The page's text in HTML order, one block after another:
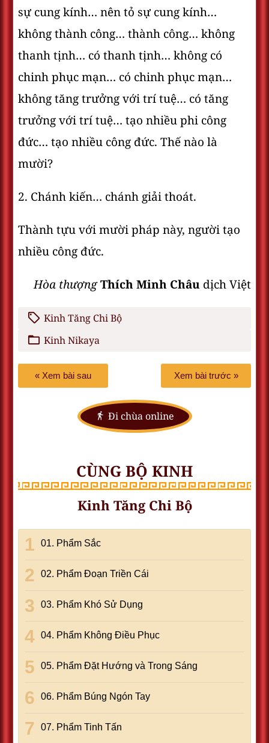
sự cung kính… nên tỏ sự cung kính…
không thành công… thành công… không
thanh tịnh… có thanh tịnh… không có
chinh phục mạn… có chinh phục mạn…
không tăng trưởng với trí tuệ… có tăng
trưởng với trí tuệ… tạo nhiều phi công
đức… tạo nhiều công đức. Thế nào là
mười?
2. Chánh kiến… chánh giải thoát.
Thành tựu với mười pháp này, người tạo
nhiều công đức.
Hòa thượngThích Minh Châu dịch Việt
Kinh Tăng Chi Bộ
Kinh Nikaya
« Xem bài sau Xem bài trước »
Đi chùa online
CÙNG BỘ KINH
Kinh Tăng Chi Bộ
01. Phẩm Sắc
02. Phẩm Ðoạn Triền Cái
03. Phẩm Khó Sử Dụng
04. Phẩm Không Ðiều Phục
05. Phẩm Ðặt Hướng và Trong Sáng
06. Phẩm Búng Ngón Tay
07. Phẩm Tinh Tấn